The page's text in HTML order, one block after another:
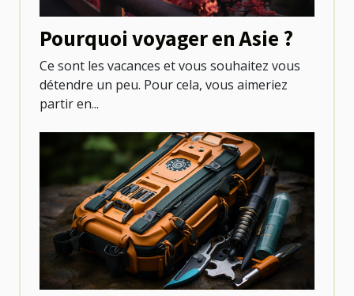
Pourquoi voyager en Asie ?
Ce sont les vacances et vous souhaitez vous
détendre un peu. Pour cela, vous aimeriez
partir en...